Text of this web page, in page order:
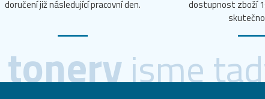
doručení již následující pracovní den.
dostupnost zboží
toneryjsme